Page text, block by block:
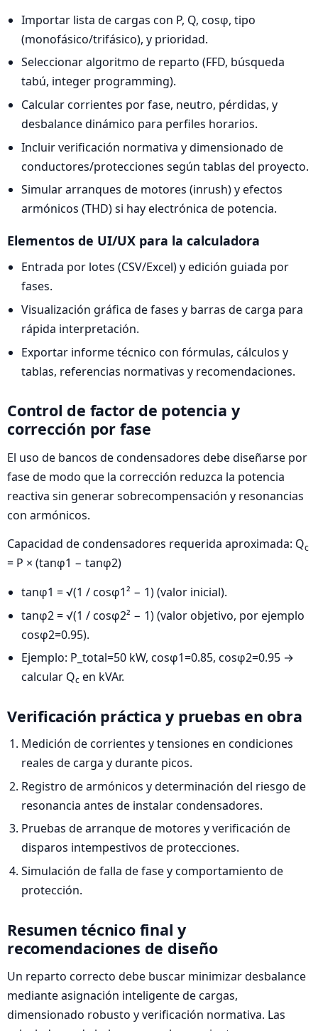
Importar lista de cargas con P, Q, cosφ, tipo
(monofásico/trifásico), y prioridad.
Seleccionar algoritmo de reparto (FFD, búsqueda
tabú, integer programming).
Calcular corrientes por fase, neutro, pérdidas, y
desbalance dinámico para perfiles horarios.
Incluir verificación normativa y dimensionado de
conductores/protecciones según tablas del proyecto.
Simular arranques de motores (inrush) y efectos
armónicos (THD) si hay electrónica de potencia.
Elementos de UI/UX para la calculadora
Entrada por lotes (CSV/Excel) y edición guiada por
fases.
Visualización gráfica de fases y barras de carga para
rápida interpretación.
Exportar informe técnico con fórmulas, cálculos y
tablas, referencias normativas y recomendaciones.
Control de factor de potencia y
corrección por fase
El uso de bancos de condensadores debe diseñarse por
fase de modo que la corrección reduzca la potencia
reactiva sin generar sobrecompensación y resonancias
con armónicos.
Capacidad de condensadores requerida aproximada: Qc
= P × (tanφ1 − tanφ2)
tanφ1 = √(1 / cosφ1² − 1) (valor inicial).
tanφ2 = √(1 / cosφ2² − 1) (valor objetivo, por ejemplo
cosφ2=0.95).
Ejemplo: P_total=50 kW, cosφ1=0.85, cosφ2=0.95 →
calcular Qc en kVAr.
Verificación práctica y pruebas en obra
Medición de corrientes y tensiones en condiciones
reales de carga y durante picos.
Registro de armónicos y determinación del riesgo de
resonancia antes de instalar condensadores.
Pruebas de arranque de motores y verificación de
disparos intempestivos de protecciones.
Simulación de falla de fase y comportamiento de
protección.
Resumen técnico final y
recomendaciones de diseño
Un reparto correcto debe buscar minimizar desbalance
mediante asignación inteligente de cargas,
dimensionado robusto y verificación normativa. Las